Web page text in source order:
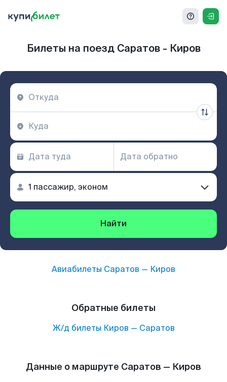
Билеты на поезд Саратов - Киров
Найти
Авиабилеты Саратов — Киров
Обратные билеты
Ж/д билеты Киров — Саратов
Данные о маршруте Саратов — Киров